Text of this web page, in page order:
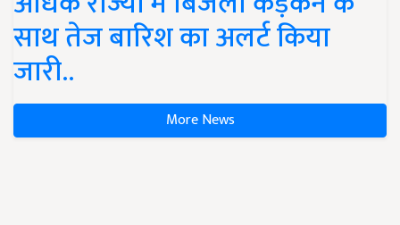
साथ तेज बारिश का अलर्ट किया
जारी..
More News